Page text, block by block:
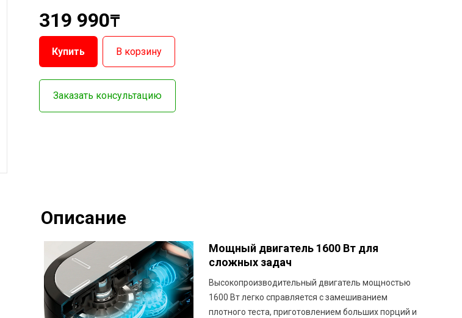
319 990₸
Купить В корзину
Заказать консультацию
Описание
Мощный двигатель 1600 Вт для
сложных задач
Высокопроизводительный двигатель мощностью
1600 Вт легко справляется с замешиванием
плотного теста, приготовлением больших порций и